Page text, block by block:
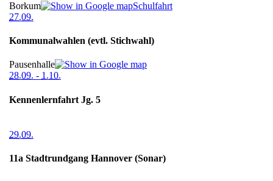
Borkum
Schulfahrt
27.09.
Kommunalwahlen (evtl. Stichwahl)
Pausenhalle
28.09. - 1.10.
Kennenlernfahrt Jg. 5
29.09.
11a Stadtrundgang Hannover (Sonar)